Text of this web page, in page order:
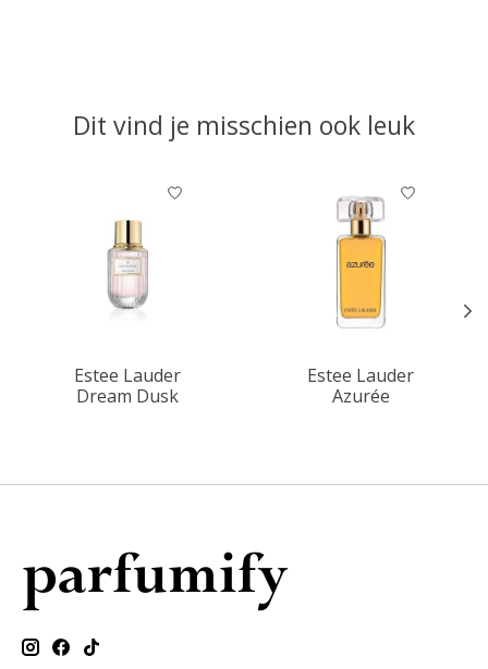
Dit vind je misschien ook leuk
Items van productcarrousel
Estee Lauder
Dream Dusk
Estee Lauder
Azurée